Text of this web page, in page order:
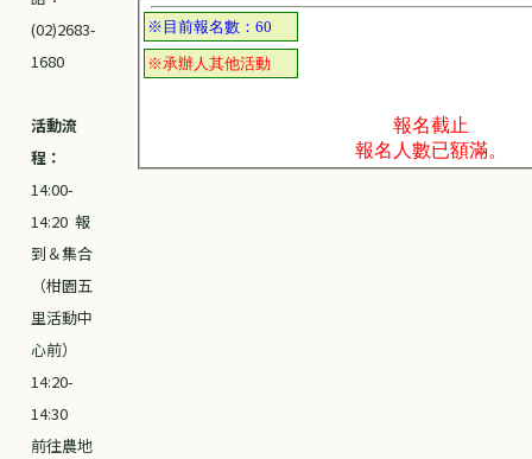
(02)2683-
1680
活動流
程：
14:00-
14:20 報
到＆集合
（柑園五
里活動中
心前）
14:20-
14:30
前往農地